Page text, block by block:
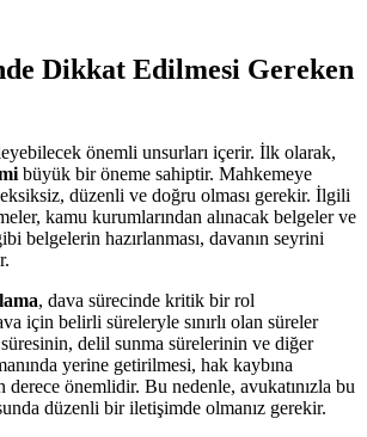
Dikkat Edilmesi Gereken
önemli unsurları içerir. İlk‌ olarak,⁢
büyük bir⁤ öneme sahiptir. Mahkemeye
düzenli‌ ve ⁣doğru olması gerekir. İlgili
⁤kamu kurumlarından‍ alınacak belgeler ve
belgelerin hazırlanması, davanın seyrini
, dava sürecinde kritik bir rol
için ‌belirli süreleryle sınırlı olan süreler⁣
delil sunma ‌sürelerinin ve diğer
yerine getirilmesi, hak kaybına
derece önemlidir.⁤ Bu nedenle, avukatınızla ⁤bu
düzenli bir iletişimde olmanız gerekir.